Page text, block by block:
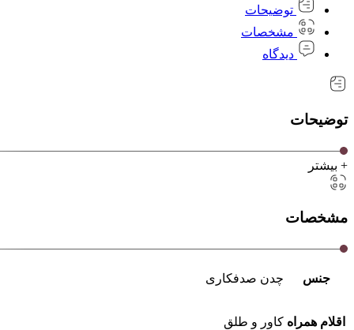
توضیحات
مشخصات
دیدگاه
توضیحات
+ بیشتر
مشخصات
جنس چدن صدفکاری
اقلام همراه کاور و طلق